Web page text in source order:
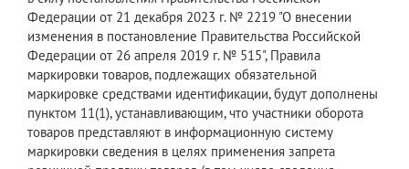
Федерации от 21 декабря 2023 г. № 2219 "О внесении
изменения в постановление Правительства Российской
Федерации от 26 апреля 2019 г. № 515", Правила
маркировки товаров, подлежащих обязательной
маркировке средствами идентификации, будут дополнены
пунктом 11(1), устанавливающим, что участники оборота
товаров представляют в информационную систему
маркировки сведения в целях применения запрета